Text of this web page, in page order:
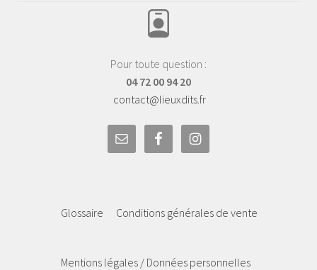
Pour toute question :
04 72 00 94 20
contact@lieuxdits.fr
Glossaire Conditions générales de vente
Mentions légales / Données personnelles